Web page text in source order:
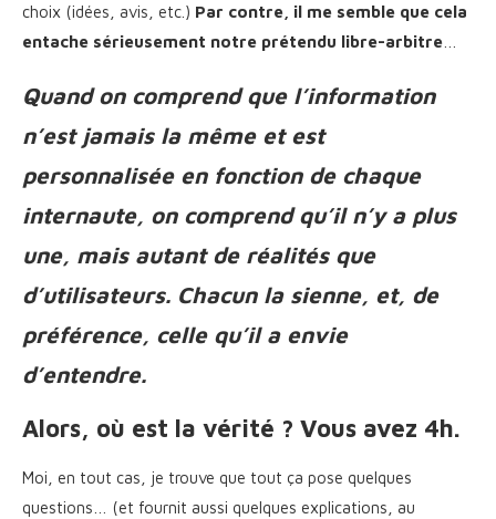
choix (idées, avis, etc.) Par contre, il me semble que cela
entache sérieusement notre prétendu libre-arbitre
Quand on comprend que l’information
n’est jamais la même et est
personnalisée en fonction de chaque
internaute, on comprend qu’il n’y a plus
une, mais autant de réalités que
d’utilisateurs. Chacun la sienne, et, de
préférence, celle qu’il a envie
d’entendre.
Alors, où est la vérité ? Vous avez 4h.
Moi, en tout cas, je trouve que tout ça pose quelques
questions… (et fournit aussi quelques explications, au